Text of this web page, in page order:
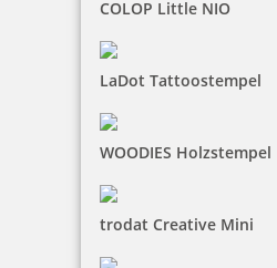
COLOP Little NIO
LaDot Tattoostempel
WOODIES Holzstempel
trodat Creative Mini